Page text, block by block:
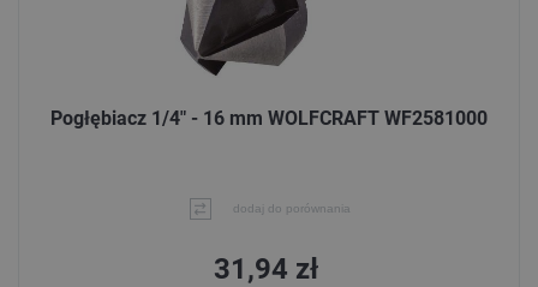
Pogłębiacz 1/4" - 16 mm WOLFCRAFT WF2581000
dodaj do porównania
31,94 zł